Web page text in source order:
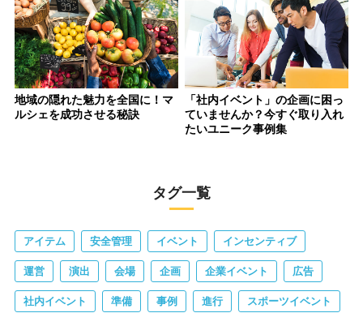
地域の隠れた魅力を全国に！マ
ルシェを成功させる秘訣
「社内イベント」の企画に困っ
ていませんか？今すぐ取り入れ
たいユニーク事例集
タグ一覧
アイテム 安全管理 イベント インセンティブ
運営 演出 会場 企画 企業イベント 広告
社内イベント 準備 事例 進行 スポーツイベント